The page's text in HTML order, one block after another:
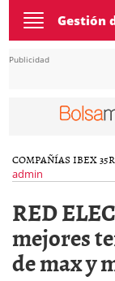
Toggle
navigation
Gestión
Publicidad
COMPAÑÍAS IBEX 35
admin
RED
mejores
de max y